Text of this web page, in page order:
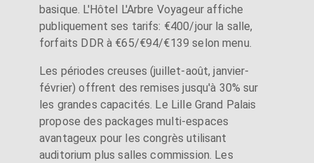
basique. L'Hôtel L'Arbre Voyageur affiche
publiquement ses tarifs: €400/jour la salle,
forfaits DDR à €65/€94/€139 selon menu.
Les périodes creuses (juillet-août, janvier-
février) offrent des remises jusqu'à 30% sur
les grandes capacités. Le Lille Grand Palais
propose des packages multi-espaces
avantageux pour les congrès utilisant
auditorium plus salles commission. Les